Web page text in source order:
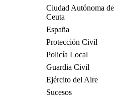
Ciudad Autónoma de
Ceuta
España
Protección Civil
Policía Local
Guardia Civil
Ejército del Aire
Sucesos